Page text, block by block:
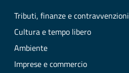
Tributi, finanze e contravvenzioni
Cultura e tempo libero
Ambiente
Imprese e commercio